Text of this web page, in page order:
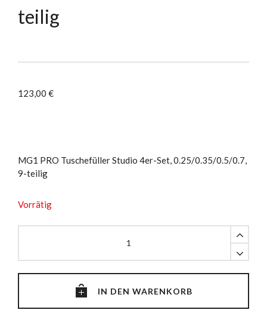
teilig
123,00 €
MG1 PRO Tuschefüller Studio 4er-Set, 0.25/0.35/0.5/0.7,
9-teilig
Vorrätig
Studio
Set,
0.25/0.35/0.5/0.7,
teilig
IN DEN WARENKORB